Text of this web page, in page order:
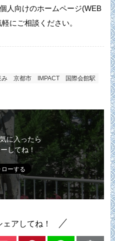
人向けのホームページ(WEB
にご相談ください。
み 京都市 IMPACT
国際会館駅
に入ったら
してね！
アしてね！